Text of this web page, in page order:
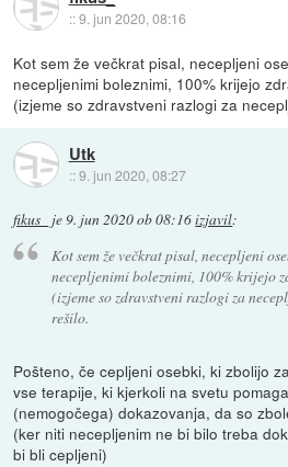
::9. jun 2020, 08:16
Kot sem že večkrat pisal, necepljeni
necepljenimi boleznimi, 100% krijejo
(izjeme so zdravstveni razlogi za
Utk
::9. jun 2020, 08:27
fikus_ je9. jun 2020 ob 08:16izjavil:
Kot sem že večkrat pisal, necepljeni
necepljenimi boleznimi, 100% krijejo
(izjeme so zdravstveni razlogi za
rešilo.
Pošteno, če cepljeni osebki, ki zbolijo
vse terapije, ki kjerkoli na svetu
(nemogočega) dokazovanja, da so
(ker niti necepljenim ne bi bilo treba
bi bli cepljeni)